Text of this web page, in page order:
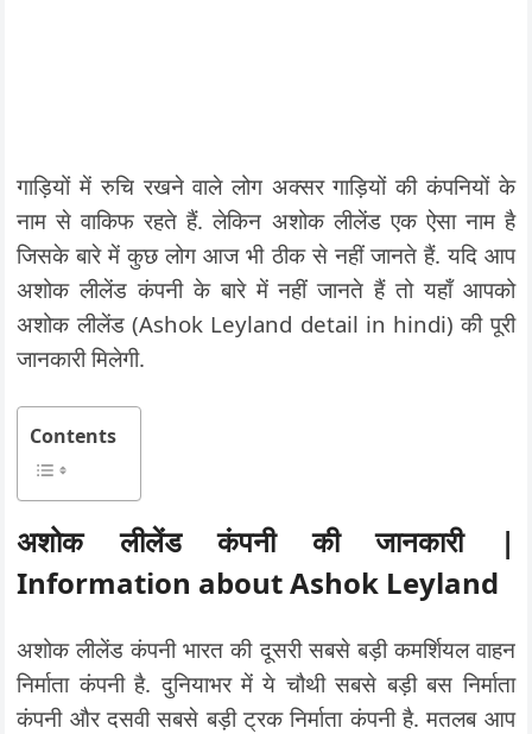
गाड़ियों में रुचि रखने वाले लोग अक्सर गाड़ियों की कंपनियों के
नाम से वाकिफ रहते हैं. लेकिन अशोक लीलेंड एक ऐसा नाम है
जिसके बारे में कुछ लोग आज भी ठीक से नहीं जानते हैं. यदि आप
अशोक लीलेंड कंपनी के बारे में नहीं जानते हैं तो यहाँ आपको
अशोक लीलेंड (Ashok Leyland detail in hindi) की पूरी
जानकारी मिलेगी.
Contents
अशोक लीलेंड कंपनी की जानकारी |
Information about Ashok Leyland
अशोक लीलेंड कंपनी भारत की दूसरी सबसे बड़ी कमर्शियल वाहन
निर्माता कंपनी है. दुनियाभर में ये चौथी सबसे बड़ी बस निर्माता
कंपनी और दसवी सबसे बड़ी ट्रक निर्माता कंपनी है. मतलब आप